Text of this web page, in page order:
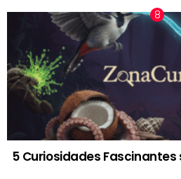
5 Curiosidades Fascinantes